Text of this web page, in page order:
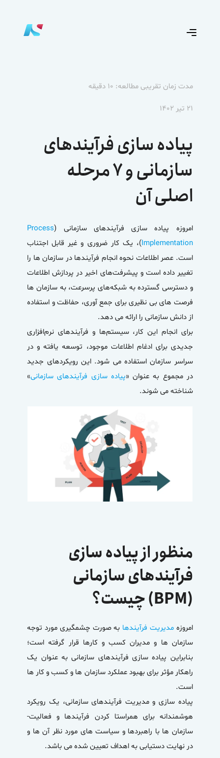
مدت زمان تقریبی مطالعه: ۱۰ دقیقه
۲۱ تیر ۱۴۰۲
پیاده سازی فرآیندهای
سازمانی و ۷ مرحله
اصلی آن
امروزه پیاده سازی فرآیندهای سازمانی (Process
Implementation)، یک کار ضروری و غیر قابل اجتناب
است. عصر اطلاعات نحوه انجام فرآیندها در سازمان ها را
تغییر داده است و پیشرفت‌های اخیر در پردازش اطلاعات
و دسترسی گسترده به شبکه‌های پرسرعت، به سازمان ها
فرصت های بی نظیری برای جمع آوری، حفاظت و استفاده
از دانش سازمانی را ارائه می دهد.
برای انجام این کار، سیستم‌ها و فرآیندهای نرم‌افزاری
جدیدی برای ادغام اطلاعات موجود، توسعه یافته و در
سراسر سازمان استفاده می شود. این رویکردهای جدید
در مجموع به عنوان «پیاده سازی فرآیندهای سازمانی»
شناخته می شوند.
منظور از پیاده سازی
فرآیندهای سازمانی
(BPM) چیست؟
امروزه مدیریت فرآیندها به صورت چشمگیری مورد توجه
سازمان ­‎ها و مدیران کسب و کارها قرار گرفته است؛
بنابراین پیاده سازی فرآیندهای سازمانی به عنوان یک
راهکار مؤثر برای بهبود عملکرد سازمان ها و کسب و کار ها
است.
پیاده سازی و مدیریت فرآیندهای سازمانی، یک رویکرد
هوشمندانه برای هم‎راستا کردن فرآیندها و فعالیت­
سازمان ها با راهبردها و سیاست­ های مورد نظر آن ها و
در نهایت دستیابی به اهداف تعیین شده می باشد.